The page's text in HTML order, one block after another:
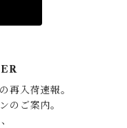
再入荷速報。
のご案内。